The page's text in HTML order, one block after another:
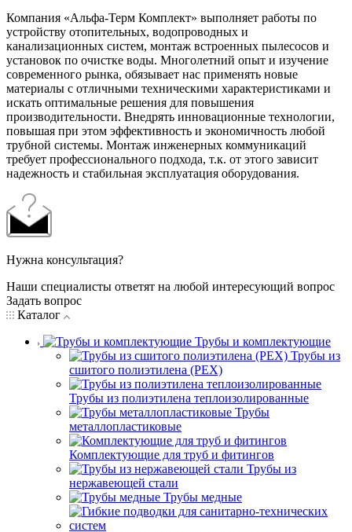
Компания «Альфа-Терм Комплект» выполняет работы по
устройству отопительных, водопроводных и
канализационных систем, монтаж встроенных пылесосов и
установок по очистке воды. Многолетний опыт и изучение
современного рынка, обязывает нас применять новые
материалы с отличными техническими характеристиками и
искать оптимальные решения для повышения
производительности. Внедрять инновационные технологии,
повышая при этом эффективность и экономичность любой
трубной системы. Монтаж инженерных коммуникаций
требует профессионального подхода, т.к. от этого зависит
надежность и стабильная эксплуатация оборудования.
Нужна консультация?
Наши специалисты ответят на любой интересующий вопрос
Задать вопрос
Каталог
Трубы и комплектующие
Трубы из
сшитого полиэтилена (PEX)
Трубы из полиэтилена теплоизолированные
Трубы
металлопластиковые
Комплектующие для труб и фитингов
Трубы из
нержавеющей стали
Трубы медные